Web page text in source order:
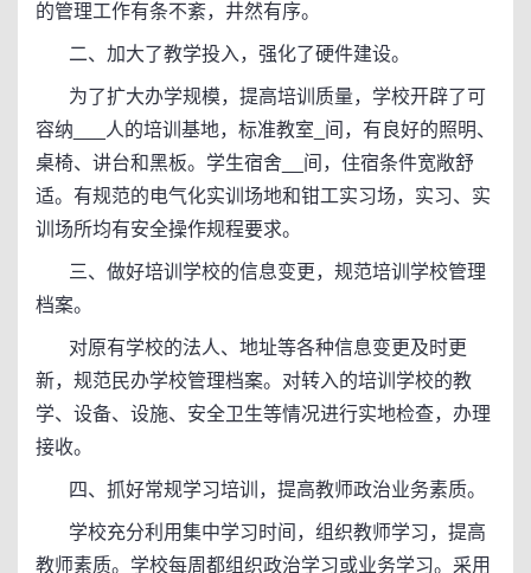
的管理工作有条不紊，井然有序。
二、加大了教学投入，强化了硬件建设。
为了扩大办学规模，提高培训质量，学校开辟了可
容纳___人的培训基地，标准教室_间，有良好的照明、
桌椅、讲台和黑板。学生宿舍__间，住宿条件宽敞舒
适。有规范的电气化实训场地和钳工实习场，实习、实
训场所均有安全操作规程要求。
三、做好培训学校的信息变更，规范培训学校管理
档案。
对原有学校的法人、地址等各种信息变更及时更
新，规范民办学校管理档案。对转入的培训学校的教
学、设备、设施、安全卫生等情况进行实地检查，办理
接收。
四、抓好常规学习培训，提高教师政治业务素质。
学校充分利用集中学习时间，组织教师学习，提高
教师素质。学校每周都组织政治学习或业务学习。采用